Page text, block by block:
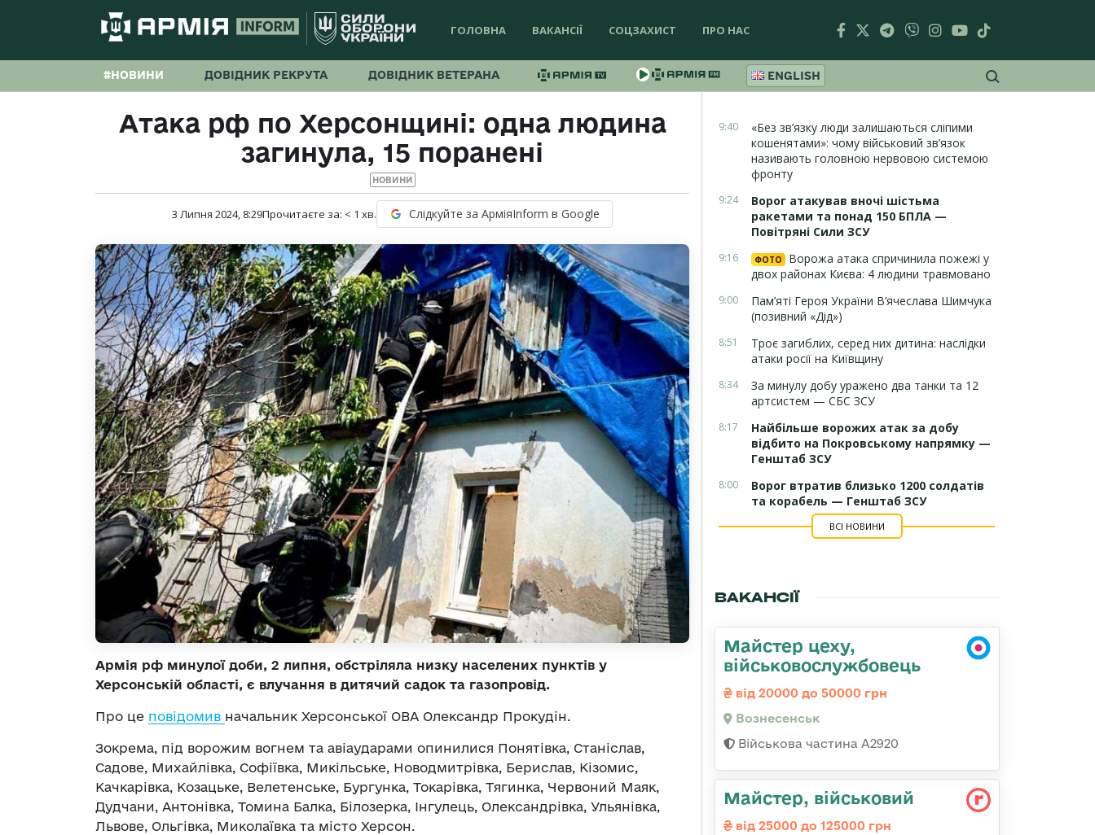
ГОЛОВНА ВАКАНСІЇ СОЦЗАХИСТ ПРО НАС
#НОВИНИ ДОВІДНИК РЕКРУТА ДОВІДНИК ВЕТЕРАНА ENGLISH
Атака рф по Херсонщині: одна людина
загинула, 15 поранені
НОВИНИ
3 Липня 2024, 8:29Прочитаєте за: < 1 хв. Слідкуйте за АрміяInform в Google
Армія рф минулої доби, 2 липня, обстріляла низку населених пунктів у
Херсонській області, є влучання в дитячий садок та газопровід.
Про це повідомив начальник Херсонської ОВА Олександр Прокудін.
Зокрема, під ворожим вогнем та авіаударами опинилися Понятівка, Станіслав,
Cадове, Михайлівка, Софіївка, Микільське, Новодмитрівка, Берислав, Кізомис,
Качкарівка, Козацьке, Велетенське, Бургунка, Токарівка, Тягинка, Червоний Маяк,
Дудчани, Антонівка, Томина Балка, Білозерка, Інгулець, Олександрівка, Ульянівка,
Львове, Ольгівка, Миколаївка та місто Херсон.
9:40
«Без зв’язку люди залишаються сліпими
кошенятами»: чому військовий зв’язок
називають головною нервовою системою
фронту
9:24
Ворог атакував вночі шістьма
ракетами та понад 150 БПЛА —
Повітряні Сили ЗСУ
9:16 ФОТО
Ворожа атака спричинила пожежі у
двох районах Києва: 4 людини травмовано
9:00
Пам’яті Героя України В’ячеслава Шимчука
(позивний «Дід»)
8:51
Троє загиблих, серед них дитина: наслідки
атаки росії на Київщину
8:34
За минулу добу уражено два танки та 12
артсистем — СБС ЗСУ
8:17
Найбільше ворожих атак за добу
відбито на Покровському напрямку —
Генштаб ЗСУ
8:00
Ворог втратив близько 1200 солдатів
та корабель — Генштаб ЗСУ
ВСІ НОВИНИ
ВАКАНСІЇ
Майстер цеху,
військовослужбовець
від 20000 до 50000 грн
Вознесенськ
Військова частина А2920
Майстеp, військовий
від 25000 до 125000 грн